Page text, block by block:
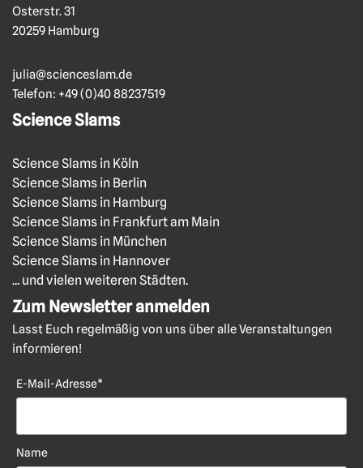
Osterstr. 31
20259 Hamburg
julia@scienceslam.de
Telefon: +49 (0)40 88237519
Science Slams
Science Slams in Köln
Science Slams in Berlin
Science Slams in Hamburg
Science Slams in Frankfurt am Main
Science Slams in München
Science Slams in Hannover
... und vielen weiteren Städten.
Zum Newsletter anmelden
Lasst Euch regelmäßig von uns über alle Veranstaltungen
informieren!
E-Mail-Adresse*
Name